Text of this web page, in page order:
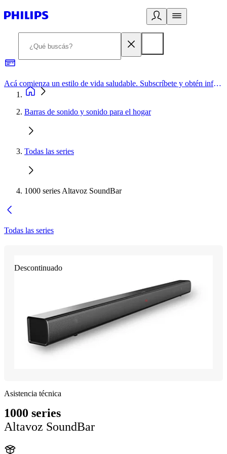
Acá comienza un estilo de vida saludable. Subscríbete y obtén información de primera mano
Barras de sonido y sonido para el hogar
Todas las series
1000 series Altavoz SoundBar
Todas las series
Descontinuado
Asistencia técnica
1000 series
Altavoz SoundBar